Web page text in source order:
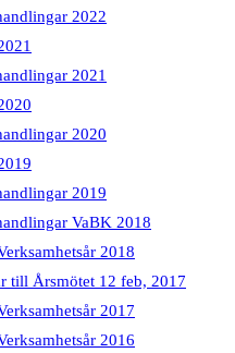
2022
2021
2020
2019
VaBK 2018
2018
till Årsmötet 12 feb, 2017
2017
2016